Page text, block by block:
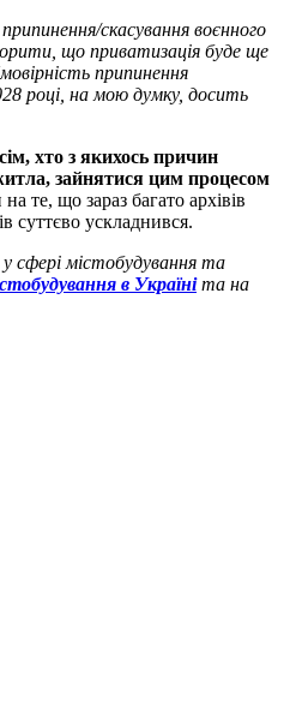
скасування воєнного
що приватизація буде ще
припинення
році, на мою думку, досить
хто з якихось причин
зайнятися цим процесом
те, що зараз багато архівів
суттєво ускладнився.
сфері містобудування та
в Україніта на